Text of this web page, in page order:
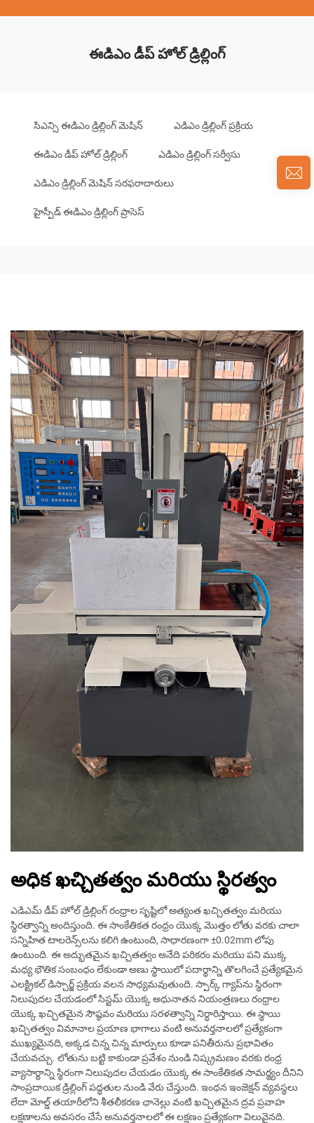
ఈడిఎం డీప్ హోల్ డ్రిల్లింగ్
సిఎన్సి ఈడిఎం డ్రిల్లింగ్ మెషిన్ ఎడిఎం డ్రిల్లింగ్ ప్రక్రియ
ఈడిఎం డీప్ హోల్ డ్రిల్లింగ్ ఎడిఎం డ్రిల్లింగ్ సర్వీసు
ఎడిఎం డ్రిల్లింగ్ మెషిన్ సరఫరాదారులు
హైస్పీడ్ ఈడిఎం డ్రిల్లింగ్ ప్రాసెస్
అధిక ఖచ్చితత్వం మరియు స్థిరత్వం
ఎడిఎమ్ డీప్ హోల్ డ్రిల్లింగ్ రంధ్రాల సృష్టిలో అత్యంత ఖచ్చితత్వం మరియు
స్థిరత్వాన్ని అందిస్తుంది. ఈ సాంకేతికత రంధ్రం యొక్క మొత్తం లోతు వరకు చాలా
సన్నిహిత టాలరెన్స్‌లను కలిగి ఉంటుంది, సాధారణంగా ±0.02mm లోపు
ఉంటుంది. ఈ అద్భుతమైన ఖచ్చితత్వం అనేది పరికరం మరియు పని ముక్క
మధ్య భౌతిక సంబంధం లేకుండా అణు స్థాయిలో పదార్థాన్ని తొలగించే ప్రత్యేకమైన
ఎలక్ట్రికల్ డిస్చార్జ్ ప్రక్రియ వలన సాధ్యమవుతుంది. స్పార్క్ గ్యాప్‌ను స్థిరంగా
నిలుపుదల చేయడంలో సిస్టమ్ యొక్క అధునాతన నియంత్రణలు రంధ్రాల
యొక్క ఖచ్చితమైన సౌష్ఠవం మరియు సరళత్వాన్ని నిర్ధారిస్తాయి. ఈ స్థాయి
ఖచ్చితత్వం విమానాల ప్రయాణ భాగాలు వంటి అనువర్తనాలలో ప్రత్యేకంగా
ముఖ్యమైనది, అక్కడ చిన్న చిన్న మార్పులు కూడా పనితీరును ప్రభావితం
చేయవచ్చు. లోతును బట్టి కాకుండా ప్రవేశం నుండి నిష్క్రమణం వరకు రంధ్ర
వ్యాసార్థాన్ని స్థిరంగా నిలుపుదల చేయడం యొక్క ఈ సాంకేతికత సామర్థ్యం దీనిని
సాంప్రదాయిక డ్రిల్లింగ్ పద్ధతుల నుండి వేరు చేస్తుంది. ఇంధన ఇంజెక్షన్ వ్యవస్థలు
లేదా మోల్డ్ తయారీలోని శీతలీకరణ ఛానెల్లు వంటి ఖచ్చితమైన ద్రవ ప్రవాహ
లక్షణాలను అవసరం చేసే అనువర్తనాలలో ఈ లక్షణం ప్రత్యేకంగా విలువైనది.